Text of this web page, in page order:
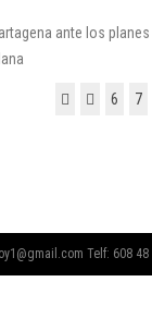
ante los
6 7
Telf: 608 48